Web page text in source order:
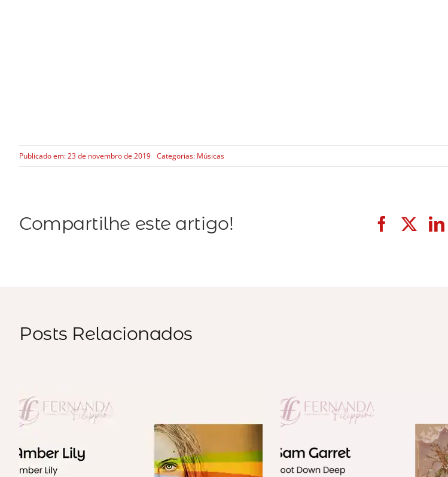
Publicado em: 23 de novembro de 2019 Categorias: Músicas
Compartilhe este artigo!
Posts Relacionados